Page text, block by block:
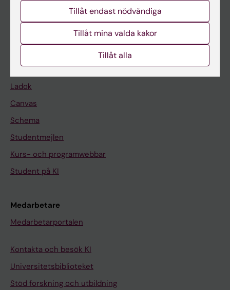
Nyheter
Kalender
Student
Ladok
Canvas
Schema
Studentmejlen
Kurs- och programwebbar
Student på KI
Medarbetare
Medarbetarportalen
Kontakta och besök KI
Universitetsbiblioteket
Stöd forskning och utbildning
Tillåt endast nödvändiga
Tillåt mina valda kakor
Tillåt alla